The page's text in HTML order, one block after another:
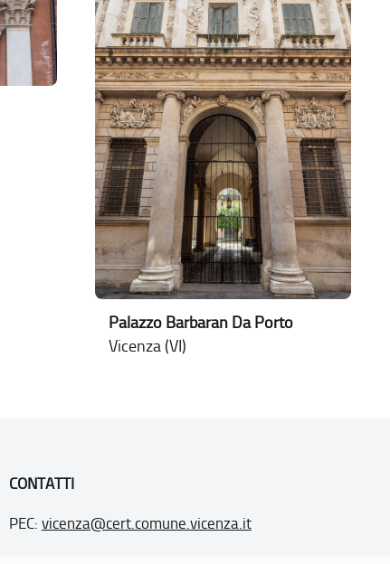
Palazzo Barbaran Da Porto
Vicenza (VI)
CONTATTI
PEC: vicenza@cert.comune.vicenza.it